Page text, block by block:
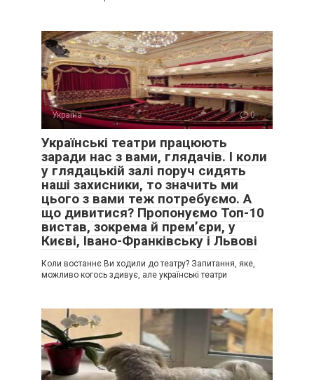
Україна 0
Українські театри працюють
заради нас з вами, глядачів. І коли
у глядацькій залі поруч сидять
наші захисники, то значить ми
цього з вами теж потребуємо. А
що дивитися? Пропонуємо Топ-10
вистав, зокрема й прем’єри, у
Києві, Івано-Франківську і Львові
Коли востаннє Ви ходили до театру? Запитання, яке,
можливо когось здивує, але українські театри